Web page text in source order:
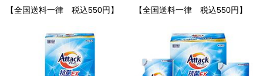
【全国送料一律 税込550円】 【全国送料一律 税込550円】